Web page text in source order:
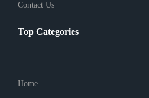
Contact Us
Top Categories
Home